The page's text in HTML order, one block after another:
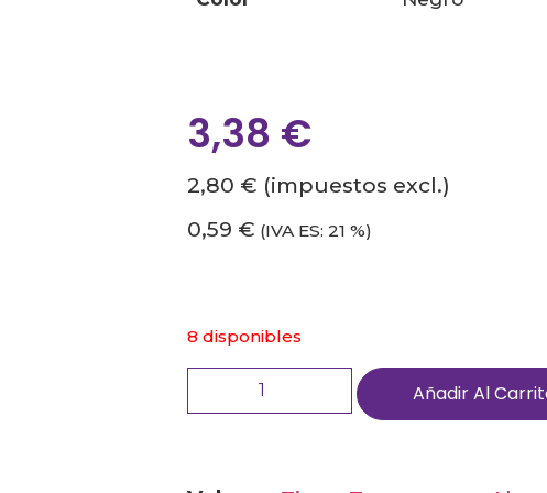
3,38 €
2,80 € (impuestos excl.)
0,59 € (IVA ES: 21 %)
8 disponibles
Añadir Al